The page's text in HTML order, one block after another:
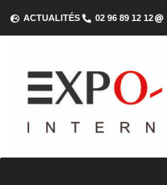
ACTUALITÉS 02 96 89 12 12